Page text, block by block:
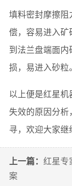
填料密封摩擦
偿，容易进入
到法兰盘端面
损，易进入砂粒。
以上便是红星
失效的原因分
寻，欢迎大家继
上一篇： 红星专
案